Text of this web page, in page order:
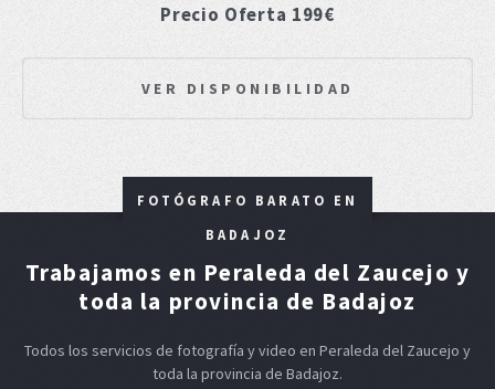
Precio Oferta 199€
VER DISPONIBILIDAD
FOTÓGRAFO BARATO EN
BADAJOZ
Trabajamos en Peraleda del Zaucejo y
toda la provincia de Badajoz
Todos los servicios de fotografía y video en Peraleda del Zaucejo y
toda la provincia de Badajoz.